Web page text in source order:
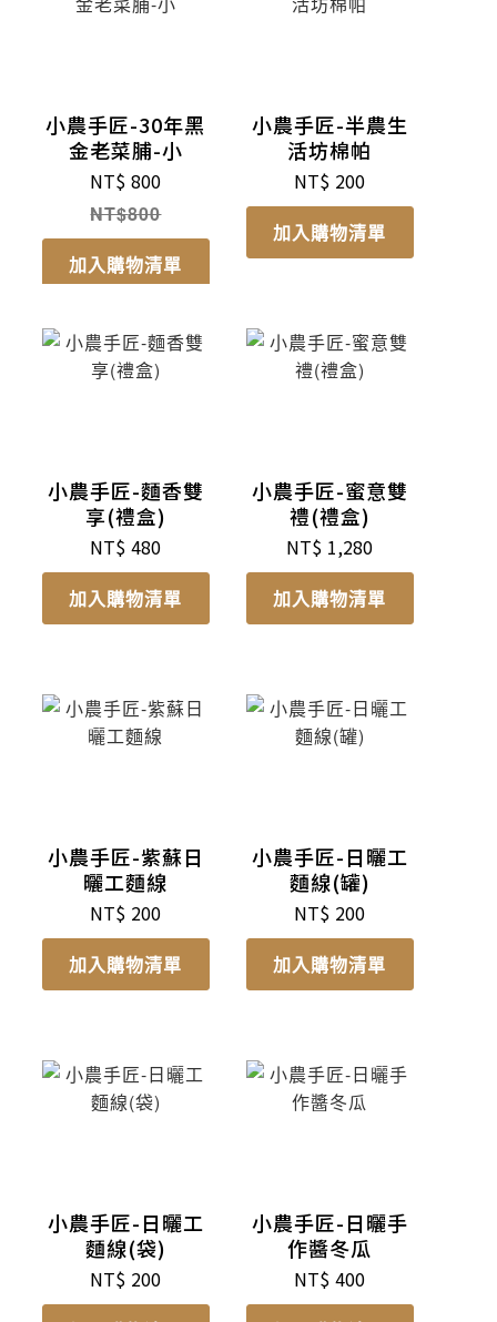
小農手匠-30年黑
金老菜脯-小
NT$ 800
800
加入購物清單
小農手匠-半農生
活坊棉帕
NT$ 200
加入購物清單
小農手匠-麵香雙
享(禮盒)
NT$ 480
加入購物清單
小農手匠-蜜意雙
禮(禮盒)
NT$ 1,280
加入購物清單
小農手匠-紫蘇日
曬工麵線
NT$ 200
加入購物清單
小農手匠-日曬工
麵線(罐)
NT$ 200
加入購物清單
小農手匠-日曬工
麵線(袋)
NT$ 200
小農手匠-日曬手
作醬冬瓜
NT$ 400